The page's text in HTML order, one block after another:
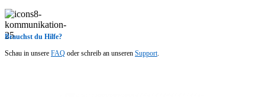
Brauchst du Hilfe?
Schau in unsere FAQ oder schreib an unseren Support.